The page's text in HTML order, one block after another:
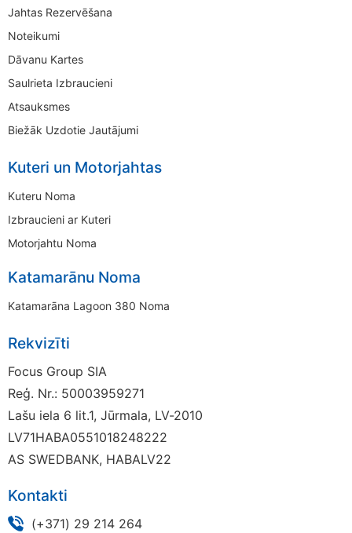
Jahtas Rezervēšana
Noteikumi
Dāvanu Kartes
Saulrieta Izbraucieni
Atsauksmes
Biežāk Uzdotie Jautājumi
Kuteri un Motorjahtas
Kuteru Noma
Izbraucieni ar Kuteri
Motorjahtu Noma
Katamarānu Noma
Katamarāna Lagoon 380 Noma
Rekvizīti
Focus Group SIA
Reģ. Nr.: 50003959271
Lašu iela 6 lit.1, Jūrmala, LV-2010
LV71HABA0551018248222
AS SWEDBANK, HABALV22
Kontakti
(+371) 29 214 264